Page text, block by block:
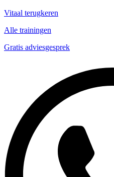
Vitaal terugkeren
Alle trainingen
Gratis adviesgesprek